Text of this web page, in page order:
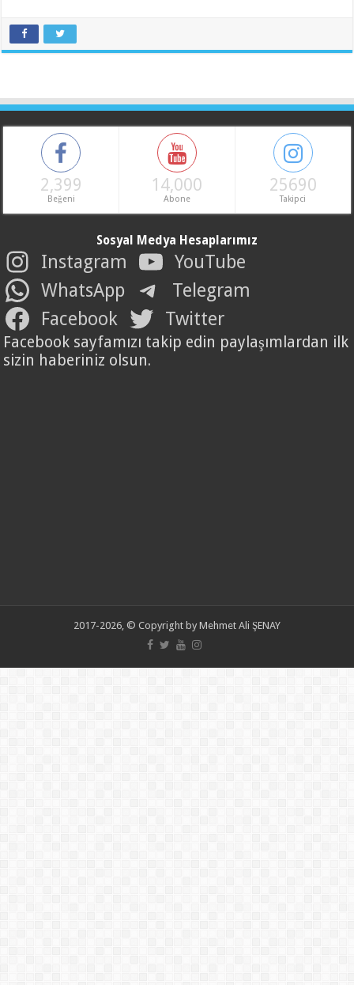
2,399
Beğeni
14,000
Abone
25690
Takipci
Sosyal Medya Hesaplarımız
Instagram
YouTube
WhatsApp
Telegram
Facebook
Twitter
Facebook sayfamızı takip edin paylaşımlardan ilk
sizin haberiniz olsun.
2017-2026, © Copyright by Mehmet Ali ŞENAY